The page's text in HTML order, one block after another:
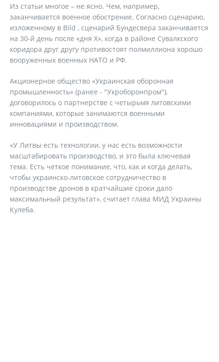
Из статьи многое – не ясно. Чем, например,
заканчивается военное обострение. Согласно сценарию,
изложенному в Bild , сценарий Бундесвера заканчивается
на 30-й день после «дня Х», когда в районе Сувалкского
коридора друг другу противостоят полмиллиона хорошо
вооруженных военных НАТО и РФ.
Акционерное общество «Украинская оборонная
промышленность» (ранее - "Укроборонпром"),
договорилось о партнерстве с четырьмя литовскими
компаниями, которые занимаются военными
инновациями и производством.
«У Литвы есть технологии, у нас есть возможности
масштабировать производство, и это была ключевая
тема. Есть четкое понимание, что, как и когда делать,
чтобы украинско-литовское сотрудничество в
производстве дронов в кратчайшие сроки дало
максимальный результат», считает глава МИД Украины
Кулеба.